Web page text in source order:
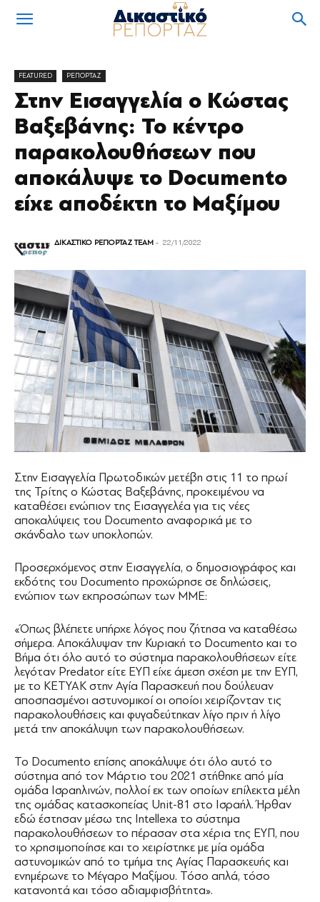
FEATURED ΡΕΠΟΡΤΑΖ
Στην Εισαγγελία ο Κώστας
Βαξεβάνης: Το κέντρο
παρακολουθήσεων που
αποκάλυψε το Documento
είχε αποδέκτη το Μαξίμου
ΔΙΚΑΣΤΙΚΟ ΡΕΠΟΡΤΑΖ TEAM - 22/11/2022
Στην Εισαγγελία Πρωτοδικών μετέβη στις 11 το πρωί
της Τρίτης ο Κώστας Βαξεβάνης, προκειμένου να
καταθέσει ενώπιον της Εισαγγελέα για τις νέες
αποκαλύψεις του Documento αναφορικά με το
σκάνδαλο των υποκλοπών.
Προσερχόμενος στην Εισαγγελία, ο δημοσιογράφος και
εκδότης του Documento προχώρησε σε δηλώσεις,
ενώπιον των εκπροσώπων των ΜΜΕ:
«Όπως βλέπετε υπήρχε λόγος που ζήτησα να καταθέσω
σήμερα. Αποκάλυψαν την Κυριακή το Documento και το
Βήμα ότι όλο αυτό το σύστημα παρακολουθήσεων είτε
λεγόταν Predator είτε ΕΥΠ είχε άμεση σχέση με την ΕΥΠ,
με το ΚΕΤΥΑΚ στην Αγία Παρασκευή που δούλευαν
αποσπασμένοι αστυνομικοί οι οποίοι χειρίζονταν τις
παρακολουθήσεις και φυγαδεύτηκαν λίγο πριν ή λίγο
μετά την αποκάλυψη των παρακολουθήσεων.
Το Documento επίσης αποκάλυψε ότι όλο αυτό το
σύστημα από τον Μάρτιο του 2021 στήθηκε από μία
ομάδα Ισραηλινών, πολλοί εκ των οποίων επίλεκτα μέλη
της ομάδας κατασκοπείας Unit-81 στο Ισραήλ. Ήρθαν
εδώ έστησαν μέσω της Intellexa το σύστημα
παρακολουθήσεων το πέρασαν στα χέρια της ΕΥΠ, που
το χρησιμοποίησε και το χειρίστηκε με μία ομάδα
αστυνομικών από το τμήμα της Αγίας Παρασκευής και
ενημέρωνε το Μέγαρο Μαξίμου. Τόσο απλά, τόσο
κατανοητά και τόσο αδιαμφισβήτητα».